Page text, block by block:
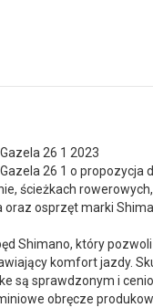
26 1 2023
26 1 o
ścieżkach
osprzęt marki
Shimano, który
komfort jazdy.
są sprawdzonym i
obręcze